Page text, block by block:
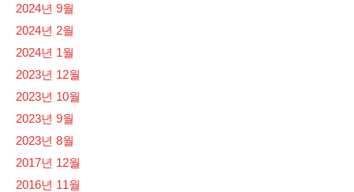
2024년 9월
2024년 2월
2024년 1월
2023년 12월
2023년 10월
2023년 9월
2023년 8월
2017년 12월
2016년 11월